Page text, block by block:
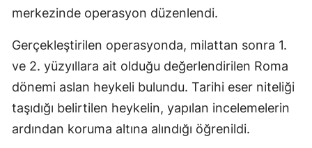
merkezinde operasyon düzenlendi.
Gerçekleştirilen operasyonda, milattan sonra 1.
ve 2. yüzyıllara ait olduğu değerlendirilen Roma
dönemi aslan heykeli bulundu. Tarihi eser niteliği
taşıdığı belirtilen heykelin, yapılan incelemelerin
ardından koruma altına alındığı öğrenildi.